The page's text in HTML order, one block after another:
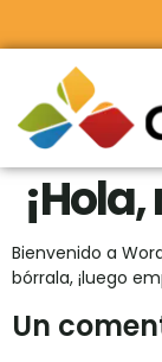
Bienvenido a
bórrala, ¡luego
Un